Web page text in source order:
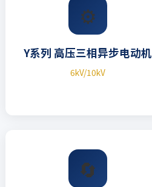
⚙️
Y系列 高压三相异步电动机
6kV/10kV
🔄